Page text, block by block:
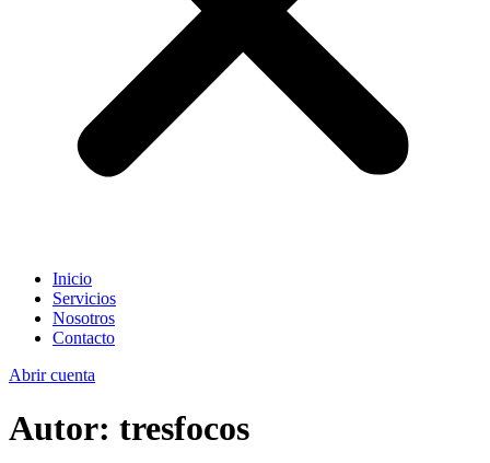
Inicio
Servicios
Nosotros
Contacto
Abrir cuenta
Autor: tresfocos